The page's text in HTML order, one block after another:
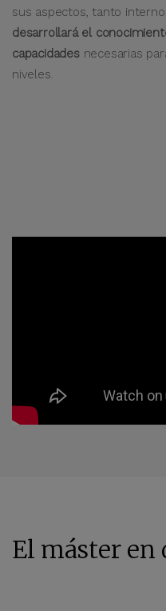
sus aspectos, tanto
desarrollará el
capacidadesnecesarias
niveles.
El máster en